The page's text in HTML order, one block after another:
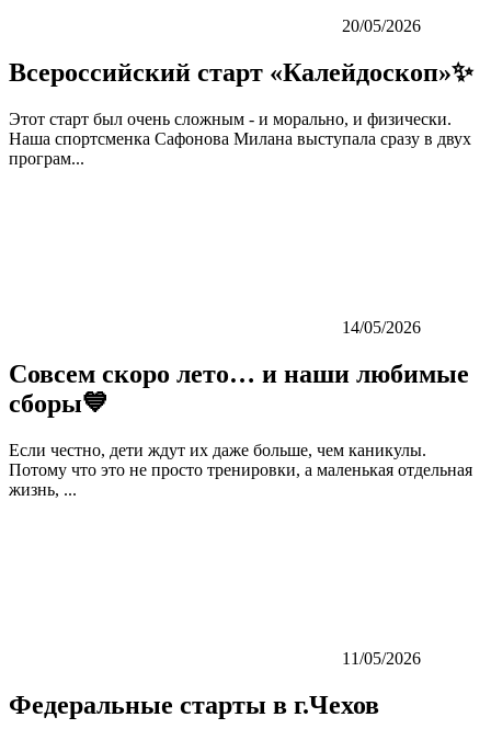
20/05/2026
Всероссийский старт «Калейдоскоп»✨
Этот старт был очень сложным - и морально, и физически.
Наша спортсменка Сафонова Милана выступала сразу в двух
програм...
14/05/2026
Совсем скоро лето… и наши любимые
сборы💙
Если честно, дети ждут их даже больше, чем каникулы.
Потому что это не просто тренировки, а маленькая отдельная
жизнь, ...
11/05/2026
Федеральные старты в г.Чехов